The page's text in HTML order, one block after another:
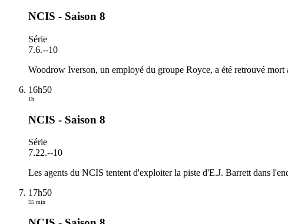
NCIS - Saison 8
Série
7.6.--10
Woodrow Iverson, un employé du groupe Royce, a été retrouvé
16h50
1h
NCIS - Saison 8
Série
7.22.--10
Les agents du NCIS tentent d'exploiter la piste d'E.J. Barrett dans
17h50
55 min